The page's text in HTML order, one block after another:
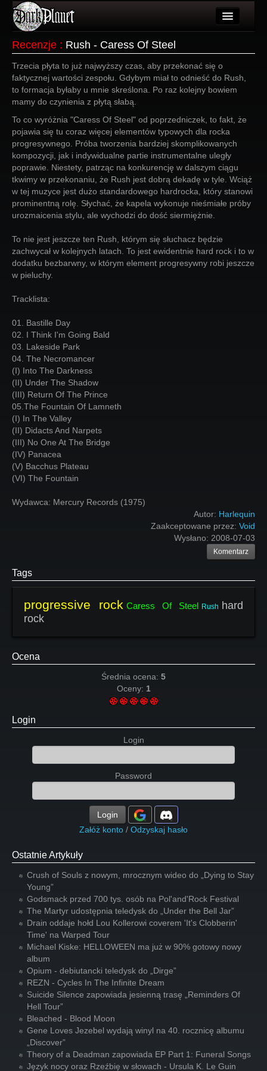
Wydarzenia
Galeria
Forum
Więcej
Login
Recenzje : Rush - Caress Of Steel
Trzecia płyta to już najwyższy czas, aby przekonać się o
faktycznej wartości zespołu. Gdybym miał to odnieść do Rush,
to formacja byłaby u mnie skreślona. Po raz kolejny bowiem
mamy do czynienia z płytą słabą.
To co wyróżnia "Caress Of Steel" od poprzedniczek, to fakt, że
pojawia się tu coraz więcej elementów typowych dla rocka
progresywnego. Próba tworzenia bardziej skomplikowanych
kompozycji, jak i indywidualne partie instrumentalne uległy
poprawie. Niestety, patrząc na konkurencję w dalszym ciągu
tkwimy w przekonaniu, że Rush jest dobrą dekadę w tyle. Wciąż
w tej muzyce jest dużo standardowego hardrocka, który stanowi
prominentną rolę. Słychać, że kapela wykonuje nieśmiałe próby
urozmaicenia stylu, ale wychodzi do dość siermiężnie.
To nie jest jeszcze ten Rush, którym się słuchacz będzie
zachwycał w kolejnych latach. To jest ewidentnie hard rock i to w
dodatku bezbarwny, w którym element progresywny robi jeszcze
w pieluchy.
Tracklista:
01. Bastille Day
02. I Think I'm Going Bald
03. Lakeside Park
04. The Necromancer
(I) Into The Darkness
(II) Under The Shadow
(III) Return Of The Prince
05.The Fountain Of Lamneth
(I) In The Valley
(II) Didacts And Narpets
(III) No One At The Bridge
(IV) Panacea
(V) Bacchus Plateau
(VI) The Fountain
Wydawca: Mercury Records (1975)
Autor: Harlequin
Zaakceptowane przez: Void
Wysłano: 2008-07-03
Komentarz
Tags
progressive rock Caress Of Steel Rush hard
rock
Ocena
Średnia ocena: 5
Oceny: 1
Login
Login
Password
Login
Załóż konto / Odzyskaj hasło
Ostatnie Artykuły
Crush of Souls z nowym, mrocznym wideo do „Dying to Stay
Young”
Godsmack przed 700 tys. osób na Pol'and'Rock Festival
The Martyr udostępnia teledysk do „Under the Bell Jar”
Drain oddaje hołd Lou Kollerowi coverem 'It's Clobberin'
Time' na Warped Tour
Michael Kiske: HELLOWEEN ma już w 90% gotowy nowy
album
Opium - debiutancki teledysk do „Dirge”
REZN - Cycles In The Infinite Dream
Suicide Silence zapowiada jesienną trasę „Reminders Of
Hell Tour”
Bleached - Blood Moon
Gene Loves Jezebel wydają winyl na 40. rocznicę albumu
„Discover”
Theory of a Deadman zapowiada EP Part 1: Funeral Songs
Język nocy oraz Rzeźbię w słowach - Ursula K. Le Guin